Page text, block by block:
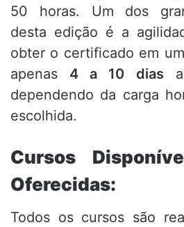
50 horas. Um dos
desta edição é a
obter o certificado em
apenas 4 a 10 dias
dependendo da carga
escolhida.
Cursos
Oferecidas:
Todos os cursos são